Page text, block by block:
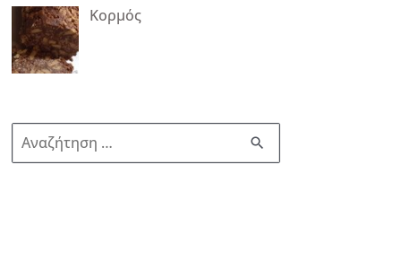
Κορμός
ν